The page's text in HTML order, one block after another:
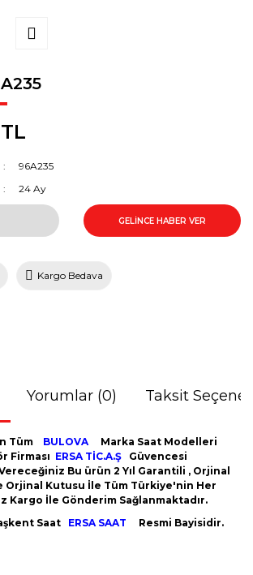
96A235
24 Ay
GELİNCE HABER VER
Kargo Bedava
Yorumlar (0) Taksit
Tüm BULOVA
Marka Saat Modelleri
Firması ERSA TİC.A.Ş
Güvencesi
Bu ürün 2 Yıl Garantili , Orjinal
Orjinal Kutusu İle Tüm Türkiye'nin Her
Kargo İle Gönderim Sağlanmaktadır.
Saat ERSA SAAT Resmi Bayisidir.